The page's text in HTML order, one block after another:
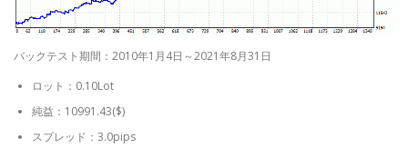
バックテスト期間：2010年1月4日～2021年8月31日
ロット：0.10Lot
純益：10991.43($)
スプレッド：3.0pips